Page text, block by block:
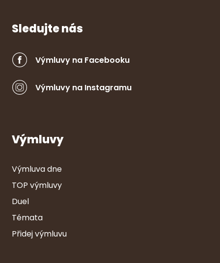
Sledujte nás
Výmluvy na Facebooku
Výmluvy na Instagramu
Výmluvy
Výmluva dne
TOP výmluvy
Duel
Témata
Přidej výmluvu